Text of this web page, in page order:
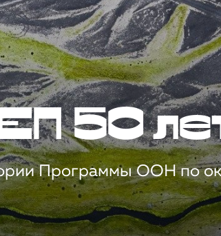
50
Программы ООН по